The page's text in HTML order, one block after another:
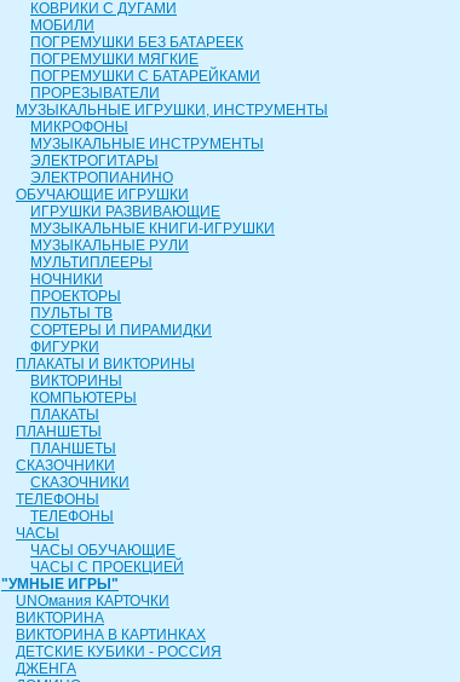
КОВРИКИ С ДУГАМИ
МОБИЛИ
ПОГРЕМУШКИ БЕЗ БАТАРЕЕК
ПОГРЕМУШКИ МЯГКИЕ
ПОГРЕМУШКИ С БАТАРЕЙКАМИ
ПРОРЕЗЫВАТЕЛИ
МУЗЫКАЛЬНЫЕ ИГРУШКИ, ИНСТРУМЕНТЫ
МИКРОФОНЫ
МУЗЫКАЛЬНЫЕ ИНСТРУМЕНТЫ
ЭЛЕКТРОГИТАРЫ
ЭЛЕКТРОПИАНИНО
ОБУЧАЮЩИЕ ИГРУШКИ
ИГРУШКИ РАЗВИВАЮЩИЕ
МУЗЫКАЛЬНЫЕ КНИГИ-ИГРУШКИ
МУЗЫКАЛЬНЫЕ РУЛИ
МУЛЬТИПЛЕЕРЫ
НОЧНИКИ
ПРОЕКТОРЫ
ПУЛЬТЫ ТВ
СОРТЕРЫ И ПИРАМИДКИ
ФИГУРКИ
ПЛАКАТЫ И ВИКТОРИНЫ
ВИКТОРИНЫ
КОМПЬЮТЕРЫ
ПЛАКАТЫ
ПЛАНШЕТЫ
ПЛАНШЕТЫ
СКАЗОЧНИКИ
СКАЗОЧНИКИ
ТЕЛЕФОНЫ
ТЕЛЕФОНЫ
ЧАСЫ
ЧАСЫ ОБУЧАЮЩИЕ
ЧАСЫ С ПРОЕКЦИЕЙ
"УМНЫЕ ИГРЫ"
UNOмания КАРТОЧКИ
ВИКТОРИНА
ВИКТОРИНА В КАРТИНКАХ
ДЕТСКИЕ КУБИКИ - РОССИЯ
ДЖЕНГА